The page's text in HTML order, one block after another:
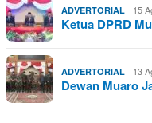
ADVERTORIAL 15
Ketua DPRD
ADVERTORIAL 13
Dewan Muaro